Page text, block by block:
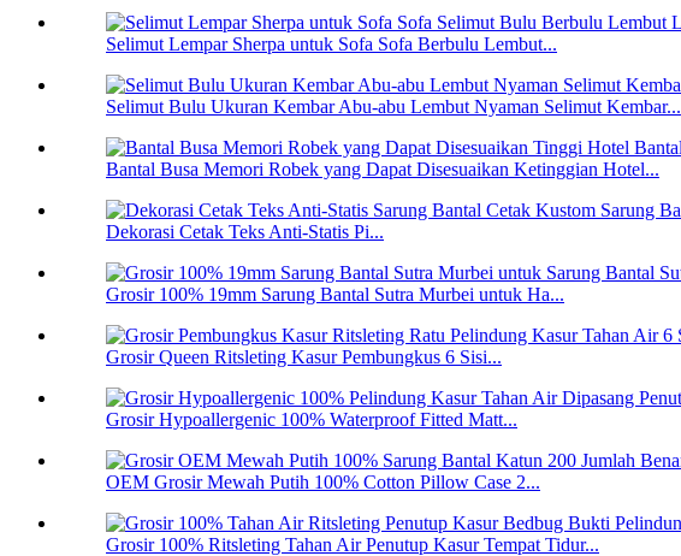
Selimut Lempar Sherpa untuk Sofa Sofa Berbulu Lembut...
Selimut Bulu Ukuran Kembar Abu-abu Lembut Nyaman Selimut Kembar...
Bantal Busa Memori Robek yang Dapat Disesuaikan Ketinggian Hotel...
Dekorasi Cetak Teks Anti-Statis Pi...
Grosir 100% 19mm Sarung Bantal Sutra Murbei untuk Ha...
Grosir Queen Ritsleting Kasur Pembungkus 6 Sisi...
Grosir Hypoallergenic 100% Waterproof Fitted Matt...
OEM Grosir Mewah Putih 100% Cotton Pillow Case 2...
Grosir 100% Ritsleting Tahan Air Penutup Kasur Tempat Tidur...